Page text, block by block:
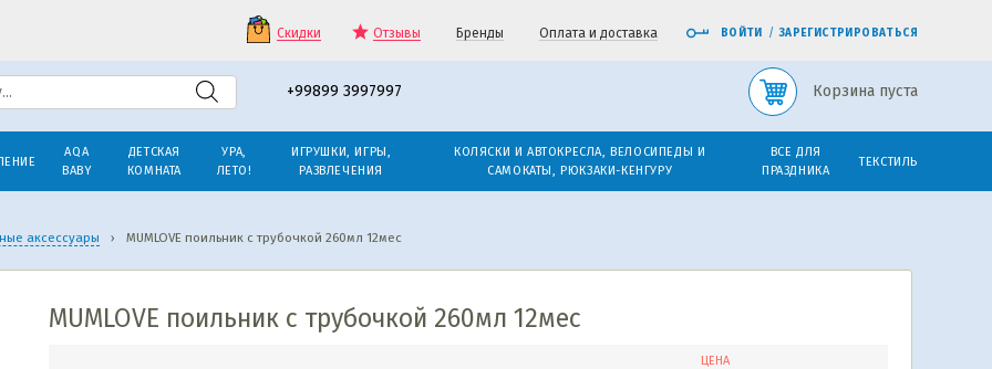
Скидки Отзывы Бренды Оплата и доставка ВОЙТИ / ЗАРЕГИСТРИРОВАТЬСЯ
+99899 3997997 Корзина пуста
AQA
BABY
ДЕТСКАЯ
КОМНАТА
УРА,
ЛЕТО!
ИГРУШКИ, ИГРЫ,
РАЗВЛЕЧЕНИЯ
КОЛЯСКИ И АВТОКРЕСЛА, ВЕЛОСИПЕДЫ И
САМОКАТЫ, РЮКЗАКИ-КЕНГУРУ
ВСЕ ДЛЯ
ПРАЗДНИКА
ТЕКСТИЛЬ
аксессуары › MUMLOVE поильник с трубочкой 260мл 12мес
MUMLOVE поильник с трубочкой 260мл 12мес
ЦЕНА